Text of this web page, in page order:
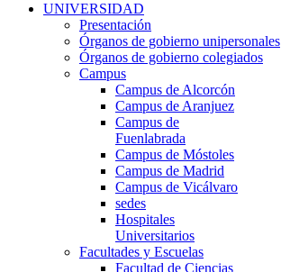
UNIVERSIDAD
Presentación
Órganos de gobierno unipersonales
Órganos de gobierno colegiados
Campus
Campus de Alcorcón
Campus de Aranjuez
Campus de
Fuenlabrada
Campus de Móstoles
Campus de Madrid
Campus de Vicálvaro
sedes
Hospitales
Universitarios
Facultades y Escuelas
Facultad de Ciencias